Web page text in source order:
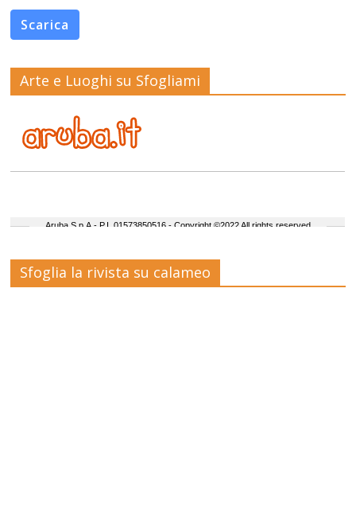
Scarica
Arte e Luoghi su Sfogliami
Sfoglia la rivista su calameo